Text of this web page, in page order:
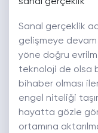
sanal gerçeklik
Sanal gerçeklik
gelişmeye
yöne doğru
teknoloji de olsa
bihaber olması
engel niteliği
hayatta gözle
ortamına